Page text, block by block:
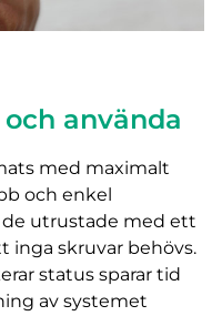
använda
med maximalt
och enkel
de utrustade med ett
inga skruvar behövs.
status sparar tid
av systemet